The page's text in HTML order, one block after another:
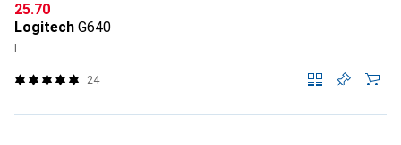
CHF
25.70
Logitech G640
L
24